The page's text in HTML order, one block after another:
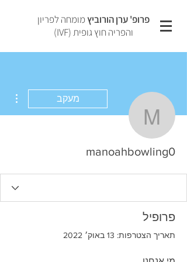
פרופ' ערן הורוביץ מומחה לפריון
והפריה חוץ גופית (IVF)
מעקב
manoahbowling0
פרופיל
תאריך הצטרפות: 13 באוק׳ 2022